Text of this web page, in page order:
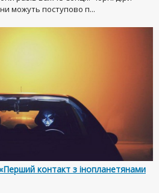
можуть поступово п...
контакт з інопланетянами